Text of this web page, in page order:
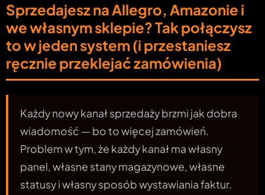
Sprzedajesz na Allegro, Amazonie i
we własnym sklepie? Tak połączysz
to w jeden system (i przestaniesz
ręcznie przeklejać zamówienia)
Każdy nowy kanał sprzedaży brzmi jak dobra
wiadomość — bo to więcej zamówień.
Problem w tym, że każdy kanał ma własny
panel, własne stany magazynowe, własne
statusy i własny sposób wystawiania faktur.